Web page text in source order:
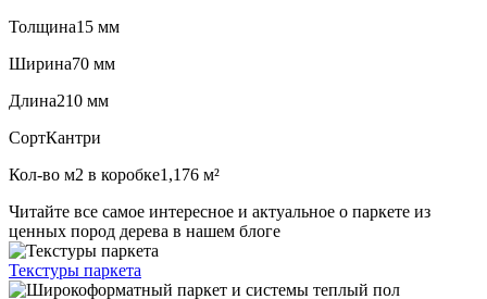
Толщина15 мм
Ширина70 мм
Длина210 мм
СортКантри
Кол-во м2 в коробке1,176 м²
Читайте все самое интересное и актуальное о паркете из
ценных пород дерева в нашем блоге
Текстуры паркета